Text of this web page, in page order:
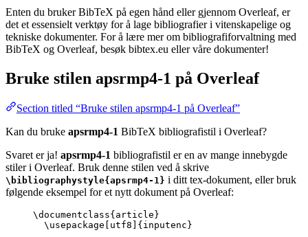
Enten du bruker BibTeX på egen hånd eller gjennom Overleaf, er
det et essensielt verktøy for å lage bibliografier i vitenskapelige og
tekniske dokumenter. For å lære mer om bibliografiforvaltning med
BibTeX og Overleaf, besøk bibtex.eu eller våre dokumenter!
Bruke stilen apsrmp4-1 på Overleaf
Section titled “Bruke stilen apsrmp4-1 på Overleaf”
Kan du bruke apsrmp4-1 BibTeX bibliografistil i Overleaf?
Svaret er ja! apsrmp4-1 bibliografistil er en av mange innebygde
stiler i Overleaf. Bruk denne stilen ved å skrive
\bibliographystyle{apsrmp4-1} i ditt tex-dokument, eller bruk
følgende eksempel for et nytt dokument på Overleaf:
\documentclass{ article }
\usepackage
utf8 ]{ inputenc }